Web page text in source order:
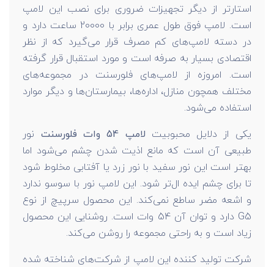
استارتر از دیگر تجهیزات ضروری برای نصب این لامپ
است. لامپ فوق طول عمری برابر با 20000 ساعت دارد و
در دسته لامپ‌های کم مصرف قرار می‌گیرد که از نظر
اقتصادی بسیار به صرفه است و مورد استقبال قرار گرفته
است. امروزه از لامپ‌های فلورسنت در مجموعه‌های
مختلف همچون منازل، اداره‌ها، بیمارستان‌ها و دیگر موارد
استفاده می‌شود.
یکی از دلایل محبوبیت لامپ 54 وات فلورسنت
نور
طبیعی آن است که مانع اذیت شدن چشم می‌شود اما
بهتر است این نور سفید با نور زرد یا آفتابی مخلوط شود
تا برای چشم ایده ال‌تر شود. این لامپ نور با سوسو ندارد
و اشعه مضر ساطع نمی‌کند. این محصول سرپیچ از نوع
G5 دارد و توان آن 54 وات است. روشنایی این محصول
زیاد است و به راحتی مجموعه را روشن می‌کند.
شرکت تولید کننده این لامپ از شرکت‌های شناخته شده